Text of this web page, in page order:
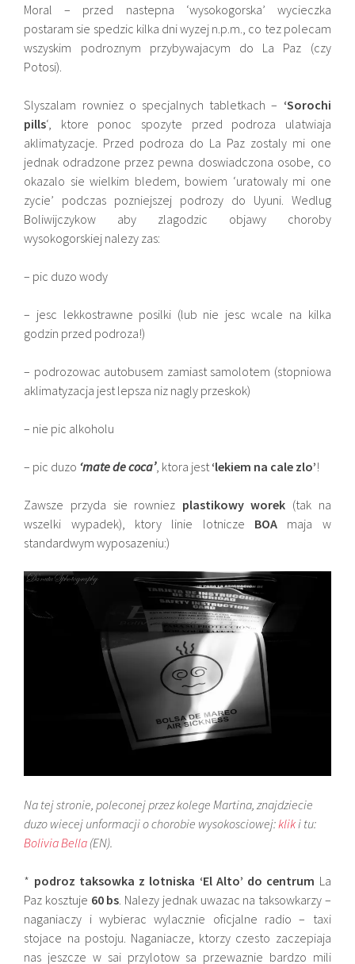
Moral – przed nastepna ‘wysokogorska’ wycieczka
postaram sie spedzic kilka dni wyzej n.p.m., co tez polecam
wszyskim podroznym przybywajacym do La Paz (czy
Potosi).
Slyszalam rowniez o specjalnych tabletkach – ‘Sorochi
pills‘, ktore ponoc spozyte przed podroza ulatwiaja
aklimatyzacje. Przed podroza do La Paz zostaly mi one
jednak odradzone przez pewna doswiadczona osobe, co
okazalo sie wielkim bledem, bowiem ‘uratowaly mi one
zycie’ podczas pozniejszej podrozy do Uyuni. Wedlug
Boliwijczykow aby zlagodzic objawy choroby
wysokogorskiej nalezy zas:
– pic duzo wody
– jesc lekkostrawne posilki (lub nie jesc wcale na kilka
godzin przed podroza!)
– podrozowac autobusem zamiast samolotem (stopniowa
aklimatyzacja jest lepsza niz nagly przeskok)
– nie pic alkoholu
– pic duzo ‘mate de coca’, ktora jest‘lekiem na cale zlo’!
Zawsze przyda sie rowniez plastikowy worek (tak na
wszelki wypadek), ktory linie lotnicze BOA maja w
standardwym wyposazeniu:)
Na tej stronie, poleconej przez kolege Martina, znajdziecie
duzo wiecej unformacji o chorobie wysokosciowej:kliki tu:
Bolivia Bella (EN).
* podroz taksowka z lotniska ‘El Alto’ do centrum La
Paz kosztuje 60 bs. Nalezy jednak uwazac na taksowkarzy –
naganiaczy i wybierac wylacznie oficjalne radio – taxi
stojace na postoju. Naganiacze, ktorzy czesto zaczepiaja
nas jeszcze w sai przylotow sa przewaznie bardzo mili